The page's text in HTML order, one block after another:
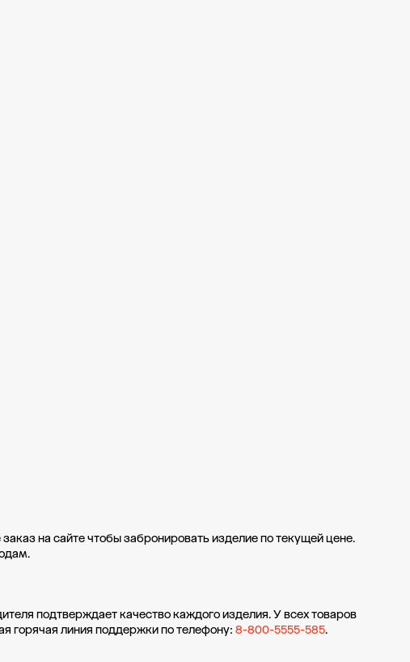
на сайте чтобы забронировать изделие по текущей цене.
подтверждает качество каждого изделия. У всех товаров
горячая линия поддержки по телефону: 8-800-5555-585.